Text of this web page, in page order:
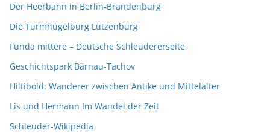
Der Heerbann in Berlin-Brandenburg
Die Turmhügelburg Lützenburg
Funda mittere – Deutsche Schleudererseite
Geschichtspark Bärnau-Tachov
Hiltibold: Wanderer zwischen Antike und Mittelalter
Lis und Hermann Im Wandel der Zeit
Schleuder-Wikipedia